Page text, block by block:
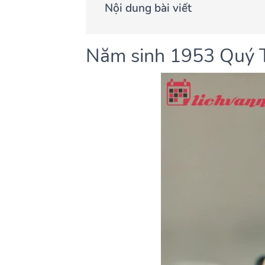
Nội dung bài viết
Năm sinh 1953 Quý